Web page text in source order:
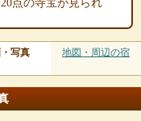
写真 地図・周辺の宿